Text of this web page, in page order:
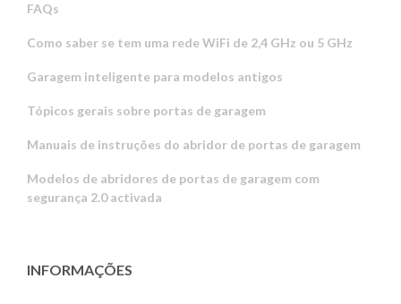
FAQs
Como saber se tem uma rede WiFi de 2,4 GHz ou 5 GHz
Garagem inteligente para modelos antigos
Tópicos gerais sobre portas de garagem
Manuais de instruções do abridor de portas de garagem
Modelos de abridores de portas de garagem com
segurança 2.0 activada
INFORMAÇÕES